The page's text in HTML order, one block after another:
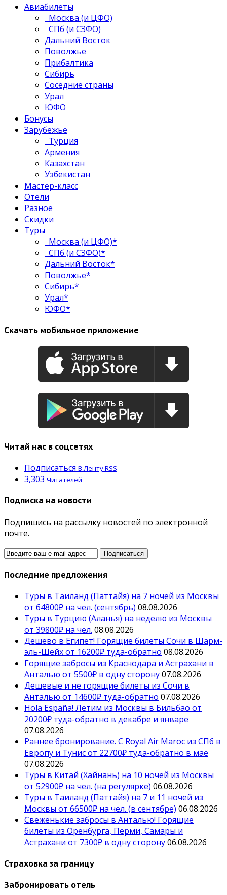
Авиабилеты
Москва (и ЦФО)
СПб (и СЗФО)
Дальний Восток
Поволжье
Прибалтика
Сибирь
Соседние страны
Урал
ЮФО
Бонусы
Зарубежье
Турция
Армения
Казахстан
Узбекистан
Мастер-класс
Отели
Разное
Скидки
Туры
Москва (и ЦФО)*
СПб (и СЗФО)*
Дальний Восток*
Поволжье*
Сибирь*
Урал*
ЮФО*
Скачать мобильное приложение
Читай нас в соцсетях
Подписаться В Ленту RSS
3,303 Читателей
Подписка на новости
Подпишись на рассылку новостей по электронной
почте.
Последние предложения
Туры в Таиланд (Паттайя) на 7 ночей из Москвы
от 64800₽ на чел. (сентябрь) 08.08.2026
Туры в Турцию (Аланья) на неделю из Москвы
от 39800₽ на чел. 08.08.2026
Дешево в Египет! Горящие билеты Сочи в Шарм-
эль-Шейх от 16200₽ туда-обратно 08.08.2026
Горящие забросы из Краснодара и Астрахани в
Анталью от 5500₽ в одну сторону07.08.2026
Дешевые и не горящие билеты из Сочи в
Анталью от 14600₽ туда-обратно 07.08.2026
Hola España! Летим из Москвы в Бильбао от
20200₽ туда-обратно в декабре и январе
07.08.2026
Раннее бронирование. С Royal Air Maroc из СПб в
Европу и Тунис от 22700₽ туда-обратно в мае
07.08.2026
Туры в Китай (Хайнань) на 10 ночей из Москвы
от 52900₽ на чел. (на регулярке) 06.08.2026
Туры в Таиланд (Паттайя) на 7 и 11 ночей из
Москвы от 66500₽ на чел. (в сентябре) 06.08.2026
Свеженькие забросы в Анталью! Горящие
билеты из Оренбурга, Перми, Самары и
Астрахани от 7300₽ в одну сторону06.08.2026
Страховка за границу
Забронировать отель